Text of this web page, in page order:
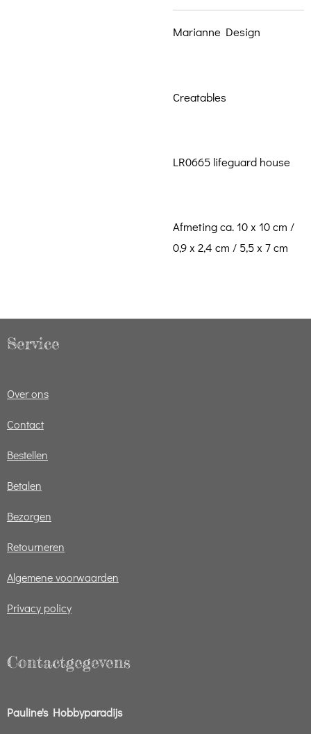
Marianne Design
Creatables
LR0665 lifeguard house
Afmeting ca. 10 x 10 cm /
0,9 x 2,4 cm / 5,5 x 7 cm
Service
Over ons
Contact
Bestellen
Betalen
Bezorgen
Retourneren
Algemene voorwaarden
Privacy policy
Contactgegevens
Pauline's Hobbyparadijs